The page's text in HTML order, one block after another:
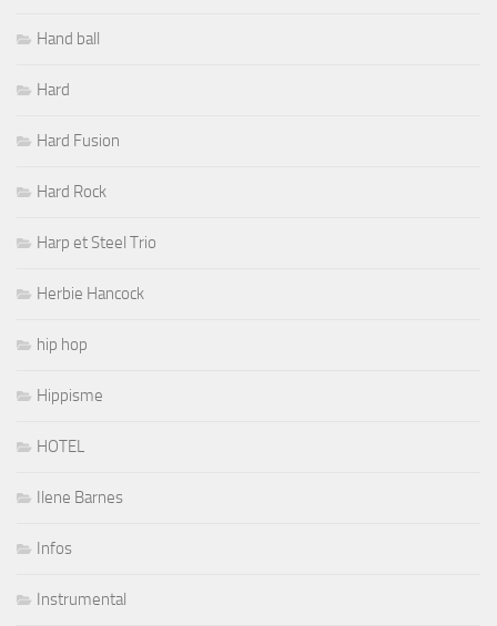
Hand ball
Hard
Hard Fusion
Hard Rock
Harp et Steel Trio
Herbie Hancock
hip hop
Hippisme
HOTEL
Ilene Barnes
Infos
Instrumental